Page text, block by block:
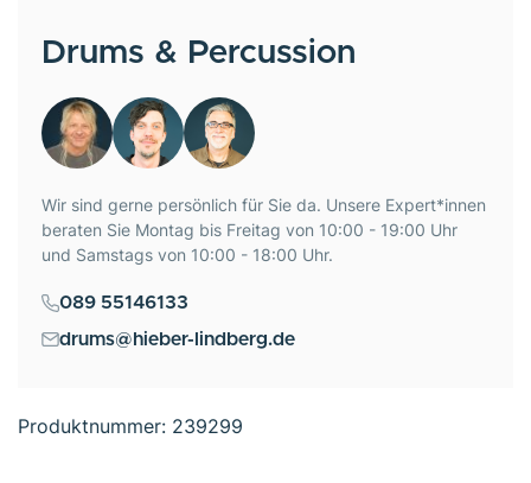
Produktnummer: 239299
Drums & Percussion
Wir sind gerne persönlich für Sie da. Unsere Expert*innen
beraten Sie Montag bis Freitag von 10:00 - 19:00 Uhr
und Samstags von 10:00 - 18:00 Uhr.
089 55146133
drums@hieber-lindberg.de